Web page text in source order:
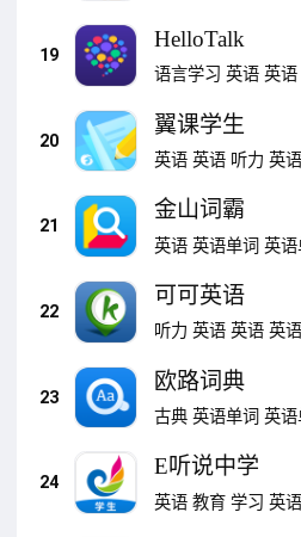
19
HelloTalk
语言学习 英语 英语
20
翼课学生
英语 英语 听力 英
21
金山词霸
英语 英语单词 英语
22
可可英语
听力 英语 英语 英
23
欧路词典
古典 英语单词 英语
24
E听说中学
英语 教育 学习 英语